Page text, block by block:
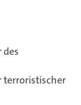
des
terroristischer